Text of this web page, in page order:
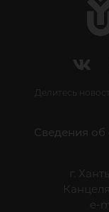
Делитесь
Сведения об
г.
e-